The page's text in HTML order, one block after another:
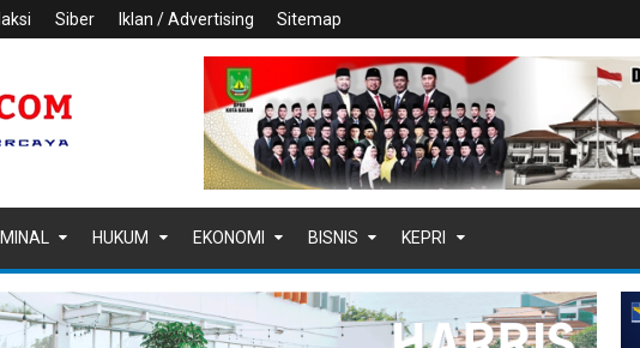
Siber Iklan / Advertising Sitemap
HUKUM EKONOMI BISNIS KEPRI